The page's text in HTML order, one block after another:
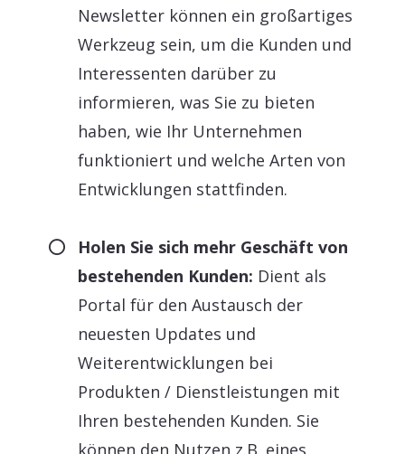
Newsletter können ein großartiges
Werkzeug sein, um die Kunden und
Interessenten darüber zu
informieren, was Sie zu bieten
haben, wie Ihr Unternehmen
funktioniert und welche Arten von
Entwicklungen stattfinden.
Holen Sie sich mehr Geschäft von
bestehenden Kunden: Dient als
Portal für den Austausch der
neuesten Updates und
Weiterentwicklungen bei
Produkten / Dienstleistungen mit
Ihren bestehenden Kunden. Sie
können den Nutzen z.B. eines